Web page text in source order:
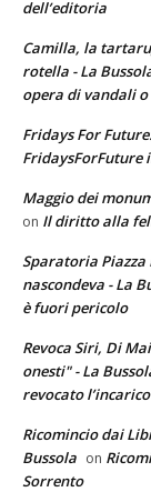
dell’editoria
Camilla, la
rotella - La
opera di vandali
Fridays For
FridaysForFuture
Maggio dei
on Il diritto alla
Sparatoria
nascondeva - La
è fuori pericolo
Revoca Siri, Di
onesti" - La
revocato l’incarico
Ricomincio dai
Bussola on
Sorrento